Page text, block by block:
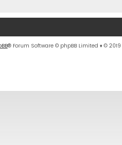
® Forum Software © phpBB Limited ♦ © 2019